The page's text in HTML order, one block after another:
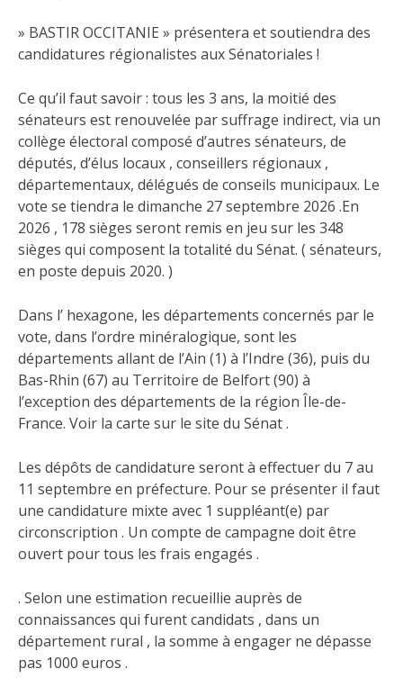
» BASTIR OCCITANIE » présentera et soutiendra des
candidatures régionalistes aux Sénatoriales !
Ce qu’il faut savoir : tous les 3 ans, la moitié des
sénateurs est renouvelée par suffrage indirect, via un
collège électoral composé d’autres sénateurs, de
députés, d’élus locaux , conseillers régionaux ,
départementaux, délégués de conseils municipaux. Le
vote se tiendra le dimanche 27 septembre 2026 .En
2026 , 178 sièges seront remis en jeu sur les 348
sièges qui composent la totalité du Sénat. ( sénateurs,
en poste depuis 2020. )
Dans l’ hexagone, les départements concernés par le
vote, dans l’ordre minéralogique, sont les
départements allant de l’Ain (1) à l’Indre (36), puis du
Bas-Rhin (67) au Territoire de Belfort (90) à
l’exception des départements de la région Île-de-
France. Voir la carte sur le site du Sénat .
Les dépôts de candidature seront à effectuer du 7 au
11 septembre en préfecture. Pour se présenter il faut
une candidature mixte avec 1 suppléant(e) par
circonscription . Un compte de campagne doit être
ouvert pour tous les frais engagés .
. Selon une estimation recueillie auprès de
connaissances qui furent candidats , dans un
département rural , la somme à engager ne dépasse
pas 1000 euros .